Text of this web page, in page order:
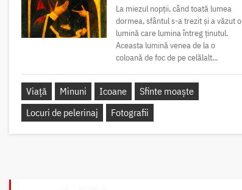
La miezul nopții, când toată lumea
dormea, sfântul s-a trezit și a văzut o
lumină care lumina întreg ținutul.
Aceasta lumină venea de la o
coloană de foc de pe celălalt...
Viață Minuni Icoane
Sfinte moaște
Locuri de pelerinaj
Fotografii